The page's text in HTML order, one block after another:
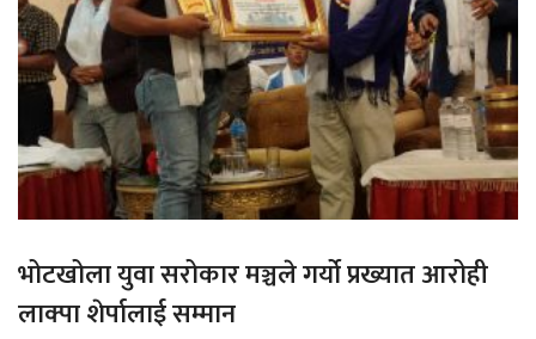
भोटखोला युवा सरोकार मञ्चले गर्यो प्रख्यात आरोही
लाक्पा शेर्पालाई सम्मान